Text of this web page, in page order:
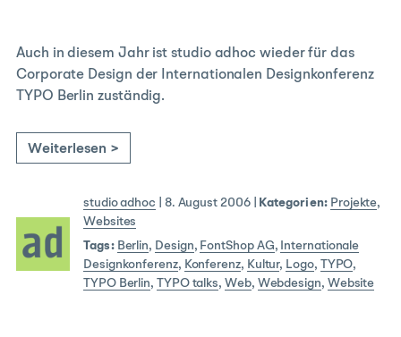
Auch in diesem Jahr ist studio adhoc wieder für das
Corporate Design der Internationalen Designkonferenz
TYPO Berlin zuständig.
Weiterlesen >
studio adhoc 8. August 2006| Kategorien: Projekte,
Websites
Tags: Berlin, Design, FontShop AG, Internationale
Designkonferenz, Konferenz, Kultur, Logo, TYPO,
TYPO Berlin, TYPO talks,Web, Webdesign, Website